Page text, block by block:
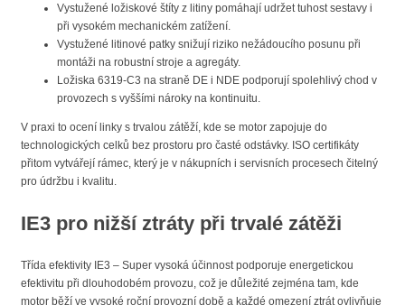
Vystužené ložiskové štíty z litiny pomáhají udržet tuhost sestavy i
při vysokém mechanickém zatížení.
Vystužené litinové patky snižují riziko nežádoucího posunu při
montáži na robustní stroje a agregáty.
Ložiska 6319-C3 na straně DE i NDE podporují spolehlivý chod v
provozech s vyššími nároky na kontinuitu.
V praxi to ocení linky s trvalou zátěží, kde se motor zapojuje do
technologických celků bez prostoru pro časté odstávky. ISO certifikáty
přitom vytvářejí rámec, který je v nákupních i servisních procesech čitelný
pro údržbu i kvalitu.
IE3 pro nižší ztráty při trvalé zátěži
Třída efektivity IE3 – Super vysoká účinnost podporuje energetickou
efektivitu při dlouhodobém provozu, což je důležité zejména tam, kde
motor běží ve vysoké roční provozní době a každé omezení ztrát ovlivňuje